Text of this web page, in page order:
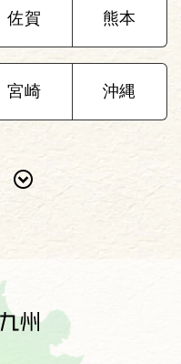
佐賀 熊本
宮崎 沖縄
2022年